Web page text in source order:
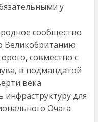
у
сообщество
Великобританию
совместно с
в подмандатой
века
для
Очага